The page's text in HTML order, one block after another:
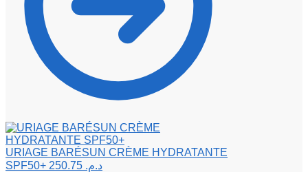
URIAGE BARÉSUN CRÈME HYDRATANTE
SPF50+
د.م.